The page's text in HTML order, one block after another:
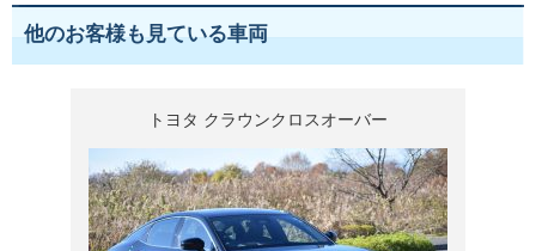
他のお客様も見ている車両
トヨタ クラウンクロスオーバー